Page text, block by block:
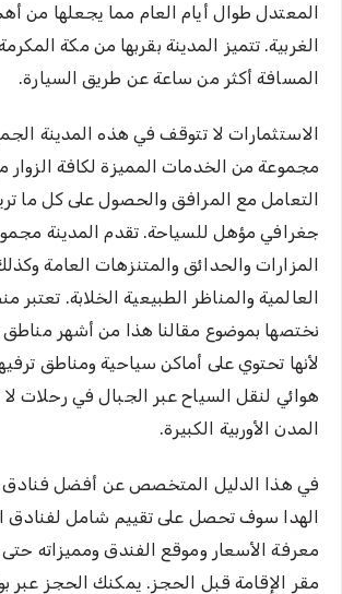
المعتدل طوال أيام العام مما يجعلها من
الغربية. تتميز المدينة بقربها من مكة
المسافة أكثر من ساعة عن طريق السيارة.
الاستثمارات لا تتوقف في هذه المدينة
مجموعة من الخدمات المميزة لكافة
التعامل مع المرافق والحصول على كل ما
جغرافي مؤهل للسياحة. تقدم المدينة
المزارات والحدائق والمتنزهات العامة
العالمية والمناظر الطبيعية الخلابة. تعتبر
نختصها بموضوع مقالنا هذا من أشهر مناطق
لأنها تحتوي على أماكن سياحية ومناطق
هوائي لنقل السياح عبر الجبال في رحلات
المدن الأوربية الكبيرة.
في هذا الدليل المتخصص عن أفضل فنادق
الهدا سوف تحصل على تقييم شامل لفنادق
معرفة الأسعار وموقع الفندق ومميزاته
مقر الإقامة قبل الحجز. يمكنك الحجز عبر